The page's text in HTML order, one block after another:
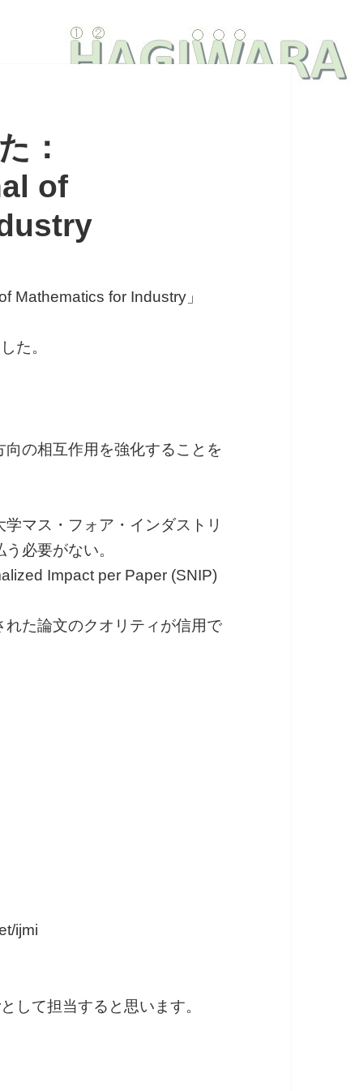
：
of
Mathematics for Industry」
た。
の相互作用を強化することを
マス・フォア・インダストリ
必要がない。
Impact per Paper (SNIP)
た論文のクオリティが信用で
ijmi
して担当すると思います。